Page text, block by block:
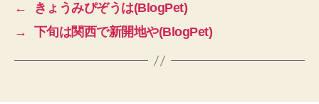
←
きょうみぴぞうは(BlogPet)
→
下旬は関西で新開地や(BlogPet)